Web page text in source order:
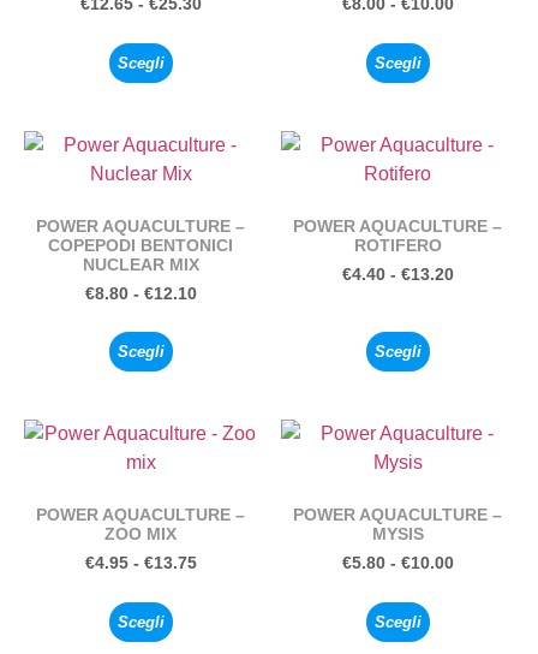
€12.65 - €25.30
Scegli
€8.00 - €10.00
Scegli
POWER AQUACULTURE –
COPEPODI BENTONICI
NUCLEAR MIX
€8.80 - €12.10
Scegli
POWER AQUACULTURE –
ROTIFERO
€4.40 - €13.20
Scegli
POWER AQUACULTURE –
ZOO MIX
€4.95 - €13.75
Scegli
POWER AQUACULTURE –
MYSIS
€5.80 - €10.00
Scegli